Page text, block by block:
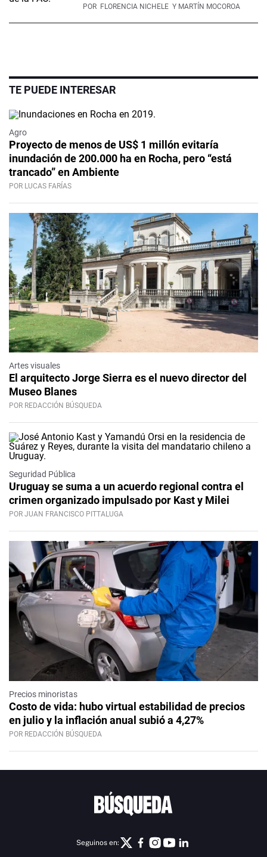
POR FLORENCIA NICHELE Y MARTÍN MOCOROA
TE PUEDE INTERESAR
Agro
Proyecto de menos de US$ 1 millón evitaría
inundación de 200.000 ha en Rocha, pero “está
trancado” en Ambiente
POR LUCAS FARÍAS
Artes visuales
El arquitecto Jorge Sierra es el nuevo director del
Museo Blanes
POR REDACCIÓN BÚSQUEDA
Seguridad Pública
Uruguay se suma a un acuerdo regional contra el
crimen organizado impulsado por Kast y Milei
POR JUAN FRANCISCO PITTALUGA
Precios minoristas
Costo de vida: hubo virtual estabilidad de precios
en julio y la inflación anual subió a 4,27%
POR REDACCIÓN BÚSQUEDA
Seguinos en: